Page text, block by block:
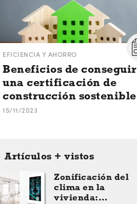
EFICIENCIA Y AHORRO
Beneficios de conseguir
una certificación de
construcción sostenible
15/11/2023
Artículos + vistos
Zonificación del
clima en la
vivienda: